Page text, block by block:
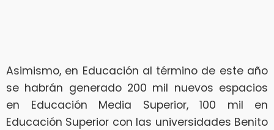
Asimismo, en Educación al término de este año
se habrán generado 200 mil nuevos espacios
en Educación Media Superior, 100 mil en
Educación Superior con las universidades Benito